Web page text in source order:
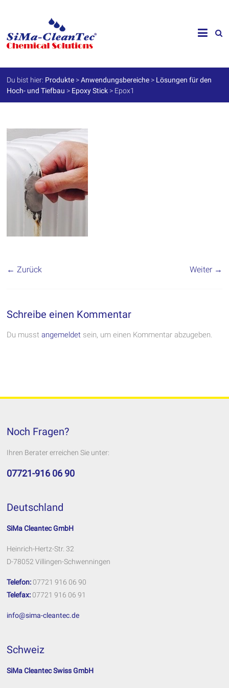
SiMa-
Cleantec
GmbH
Spezialprodukte
für
Werterhalt
Du bist hier: Produkte >Anwendungsbereiche > Lösungen für den
Hoch- und Tiefbau > Epoxy Stick > Epox1
← Zurück Weiter →
Schreibe einen Kommentar
Du musstangemeldet sein, um einen Kommentar abzugeben.
Noch Fragen?
Ihren Berater erreichen Sie unter:
07721-916 06 90
Deutschland
SiMa Cleantec GmbH
Heinrich-Hertz-Str. 32
D-78052 Villingen-Schwenningen
Telefon: 07721 916 06 90
Telefax: 07721 916 06 91
info@sima-cleantec.de
Schweiz
SiMa Cleantec Swiss GmbH